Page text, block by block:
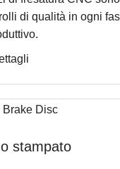
di qualità in ogni
stampato